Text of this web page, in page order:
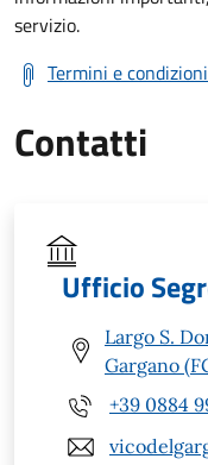
servizio.
Termini e
Contatti
Ufficio
Largo S.
Gargano
+39 0884